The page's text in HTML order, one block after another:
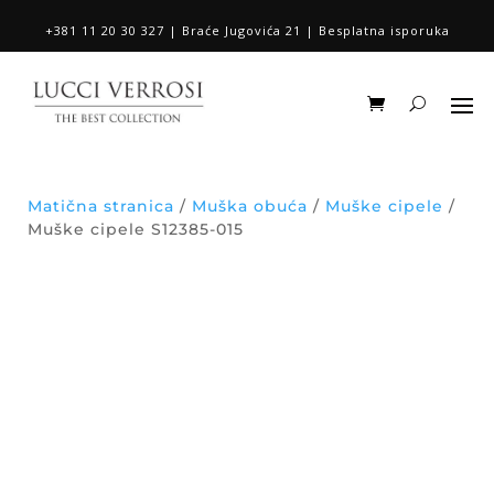
+381 11 20 30 327 | Braće Jugovića 21 | Besplatna isporuka
Matična stranica / Muška obuća / Muške cipele /
Muške cipele S12385-015